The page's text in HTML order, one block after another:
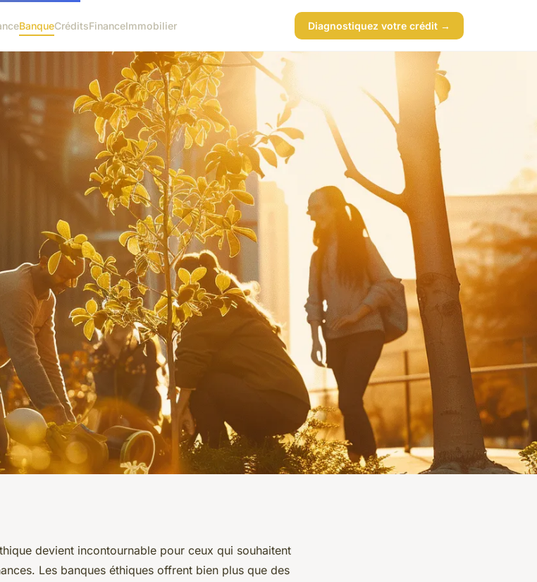
BanqueCréditsFinanceImmobilier Diagnostiquez votre crédit →
éthique
devient incontournable pour ceux qui souhaitent
Les banques éthiques offrent bien plus que des